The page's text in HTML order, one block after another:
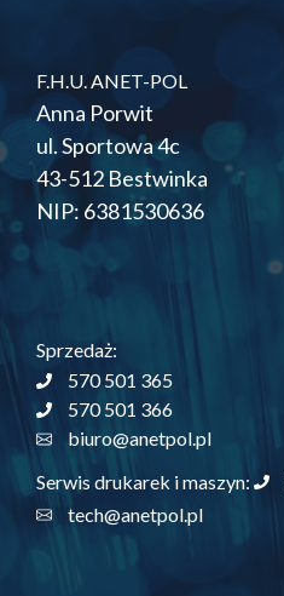
F.H.U. ANET-POL
Anna Porwit
ul. Sportowa 4c
43-512 Bestwinka
NIP: 6381530636
Sprzedaż:
570 501 365
570 501 366
biuro@anetpol.pl
Serwis drukarek i maszyn:
tech@anetpol.pl